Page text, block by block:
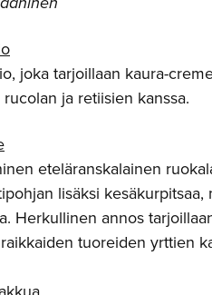
joka tarjoillaan kaura-
ja retiisien kanssa.
eteläranskalainen
lisäksi kesäkurpitsaa,
Herkullinen annos
tuoreiden yrttien